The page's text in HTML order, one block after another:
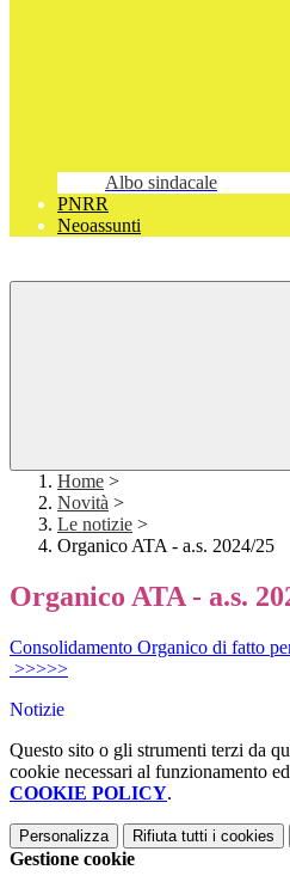
Albo sindacale
PNRR
Neoassunti
Home >
Novità >
Le notizie >
Organico ATA - a.s. 2024/25
Organico ATA - a.s.
Consolidamento Organico di fatto
>>>>>
Notizie
Questo sito o gli strumenti terzi da
cookie necessari al funzionamento
COOKIE POLICY.
Personalizza Rifiuta tutti i cookies
Gestione cookie